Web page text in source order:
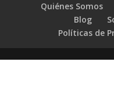
Quiénes Somos
Blog
Políticas de